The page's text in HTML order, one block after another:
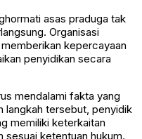
asas praduga tak
Organisasi
kepercayaan
penyidikan secara
mendalami fakta yang
langkah tersebut, penyidik
memiliki keterkaitan
ketentuan hukum.